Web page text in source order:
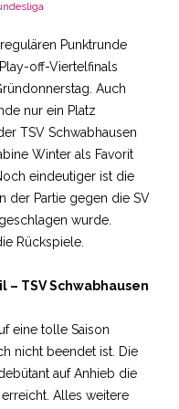
Punktrunde
off-Viertelfinals
Auch
nur ein Platz
TSV Schwabhausen
Winter als Favorit
eindeutiger ist die
der Partie gegen die SV
wurde.
Rückspiele.
– TSV Schwabhausen
eine tolle Saison
nicht beendet ist. Die
auf Anhieb die
Alles weitere